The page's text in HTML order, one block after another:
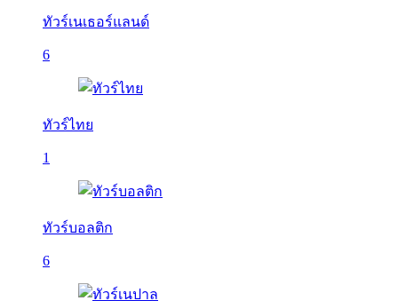
ทัวร์เนเธอร์แลนด์
6
ทัวร์ไทย
1
ทัวร์บอลติก
6